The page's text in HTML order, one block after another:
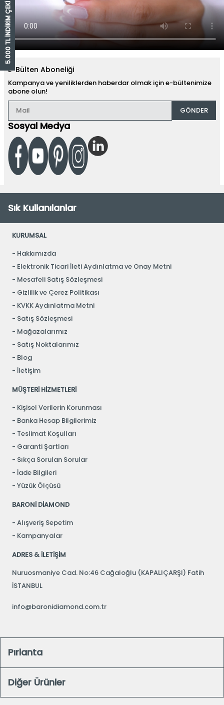
5.000 TL İNDİRİM ÇEKİ
E-Bülten Aboneliği
Kampanya ve yeniliklerden haberdar olmak için e-bültenimize
abone olun!
GÖNDER
Sosyal Medya
Sık Kullanılanlar
KURUMSAL
Hakkımızda
Elektronik Ticari İleti Aydınlatma ve Onay Metni
Mesafeli Satış Sözleşmesi
Gizlilik ve Çerez Politikası
KVKK Aydınlatma Metni
Satış Sözleşmesi
Mağazalarımız
Satış Noktalarımız
Blog
İletişim
MÜŞTERİ HİZMETLERİ
Kişisel Verilerin Korunması
Banka Hesap Bilgilerimiz
Teslimat Koşulları
Garanti Şartları
Sıkça Sorulan Sorular
İade Bilgileri
Yüzük Ölçüsü
BARONİ DİAMOND
Alışveriş Sepetim
Kampanyalar
ADRES & İLETİŞİM
Nuruosmaniye Cad. No:46 Cağaloğlu (KAPALIÇARŞI) Fatih
İSTANBUL
info@baronidiamond.com.tr
Pırlanta
Diğer Ürünler